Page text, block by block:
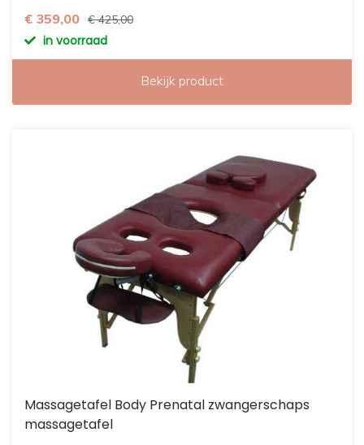
€ 359,00 € 425,00
in voorraad
Bekijk product
Massagetafel Body Prenatal zwangerschaps
massagetafel